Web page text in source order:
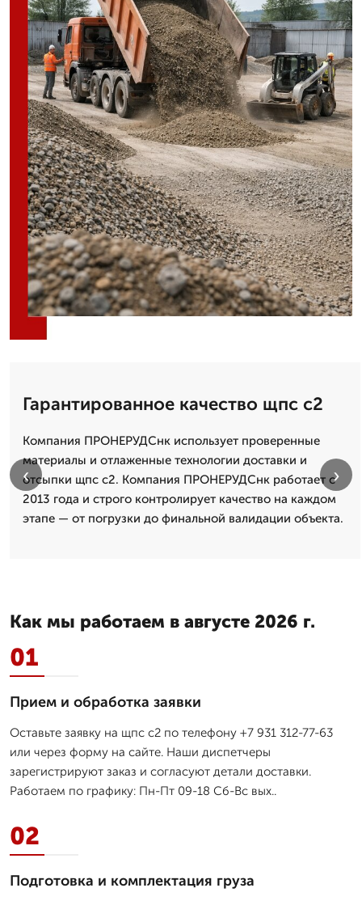
Гарантированное качество щпс с2
Компания ПРОНЕРУДСнк использует проверенные
материалы и отлаженные технологии доставки и
отсыпки щпс с2. Компания ПРОНЕРУДСнк работает с
2013 года и строго контролирует качество на каждом
этапе — от погрузки до финальной валидации объекта.
‹ ›
Как мы работаем в августе 2026 г.
01
Прием и обработка заявки
Оставьте заявку на щпс с2 по телефону +7 931 312-77-63
или через форму на сайте. Наши диспетчеры
зарегистрируют заказ и согласуют детали доставки.
Работаем по графику: Пн-Пт 09-18 Сб-Вс вых..
02
Подготовка и комплектация груза